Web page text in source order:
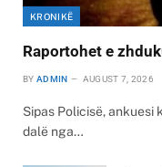
KRONIKË
Raportohet e
BY ADMIN AUGUST 7, 2026
Sipas Policisë, ankuesi
dalë nga…